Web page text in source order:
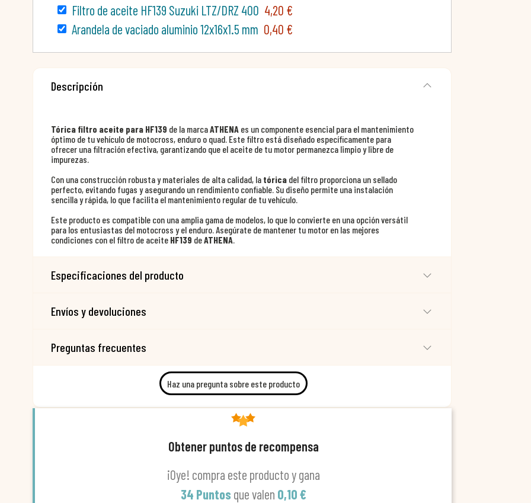
Filtro de aceite HF139 Suzuki LTZ/DRZ 400 4,20 €
Arandela de vaciado aluminio 12x16x1.5 mm 0,40 €
Descripción
Tórica filtro aceite para HF139 de la marcaATHENA es un componente esencial para el mantenimiento
óptimo de tu vehículo de motocross, enduro o quad. Este filtro está diseñado específicamente para
ofrecer una filtración efectiva, garantizando que el aceite de tu motor permanezca limpio y libre de
impurezas.
Con una construcción robusta y materiales de alta calidad, la tórica del filtro proporciona un sellado
perfecto, evitando fugas y asegurando un rendimiento confiable. Su diseño permite una instalación
sencilla y rápida, lo que facilita el mantenimiento regular de tu vehículo.
Este producto es compatible con una amplia gama de modelos, lo que lo convierte en una opción versátil
para los entusiastas del motocross y el enduro. Asegúrate de mantener tu motor en las mejores
condiciones con el filtro de aceite HF139 deATHENA.
Especificaciones del producto
Envíos y devoluciones
Preguntas frecuentes
Haz una pregunta sobre este producto
Obtener puntos de recompensa
¡Oye! compra este producto y gana
34 Puntos que valen 0,10 €